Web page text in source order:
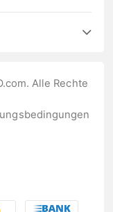
Alle Rechte